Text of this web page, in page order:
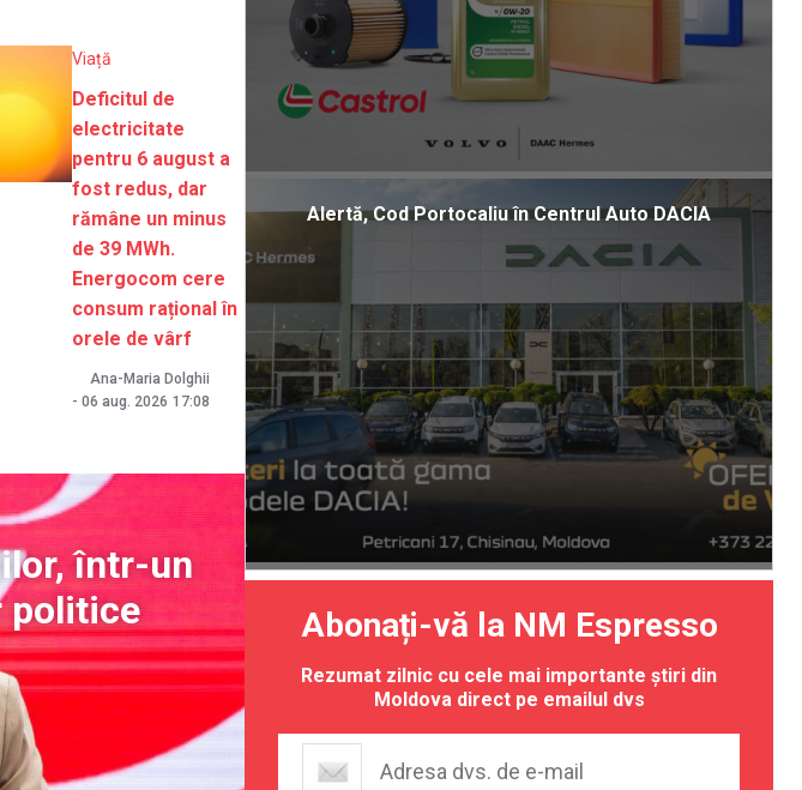
Viață
Deficitul de
electricitate
pentru 6 august a
fost redus, dar
rămâne un minus
de 39 MWh.
Energocom cere
consum rațional în
orele de vârf
Ana-Maria Dolghii
- 06 aug. 2026 17:08
într-un
politice
Alertă, Cod Portocaliu în Centrul Auto DACIA
Abonați-vă la NM Espresso
Rezumat zilnic cu cele mai importante știri din
Moldova direct pe emailul dvs